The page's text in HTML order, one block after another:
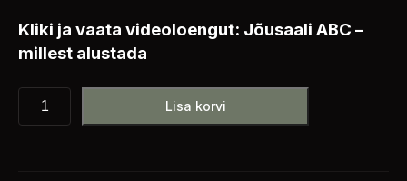
Kliki ja vaata videoloengut: Jõusaali ABC –
millest alustada
Lisa korvi